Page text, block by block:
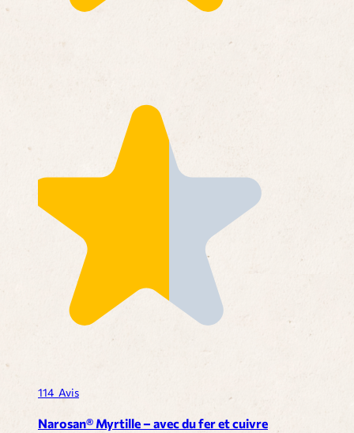
114 Avis
Narosan® Myrtille – avec du fer et cuivre